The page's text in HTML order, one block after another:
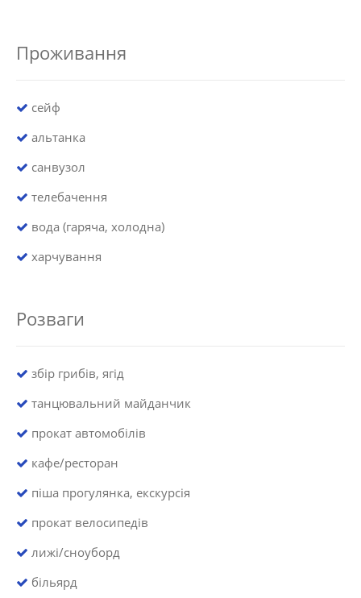
Проживання
сейф
альтанка
санвузол
телебачення
вода (гаряча, холодна)
харчування
Розваги
збір грибів, ягід
танцювальний майданчик
прокат автомобілів
кафе/ресторан
піша прогулянка, екскурсія
прокат велосипедів
лижі/сноуборд
більярд